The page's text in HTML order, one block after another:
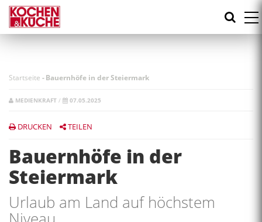
Direkt
zum
Inhalt
Startseite -Bauernhöfe in der Steiermark
MEDIENKRAFT / 07.05.2025
DRUCKEN TEILEN
Bauernhöfe in der
Steiermark
Urlaub am Land auf höchstem